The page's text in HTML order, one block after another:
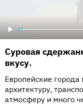
Суровая
вкусу.
Европейские города
архитектуру,
атмосферу и много